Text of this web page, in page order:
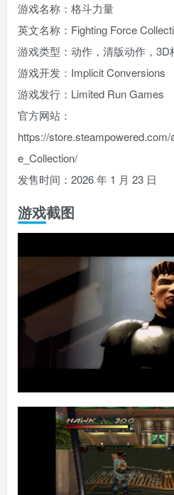
游戏名称：格斗力量
英文名称：Fighting Force
游戏类型：动作，清版动作，
游戏开发：Implicit Conversions
游戏发行：Limited Run Games
官方网站：
https://
e_Collection/
发售时间：2026 年 1 月 23 日
游戏截图